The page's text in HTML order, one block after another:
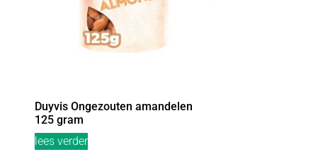
Duyvis Ongezouten amandelen
125 gram
lees verder